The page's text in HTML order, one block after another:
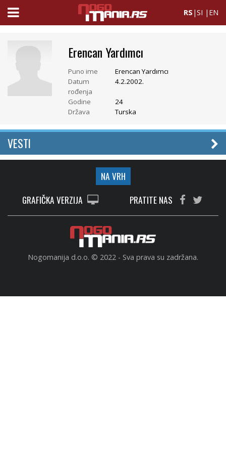
RS |SI | EN
Erencan Yardımcı
Puno ime
Erencan Yardımcı
Datum
rođenja
4.2.2002.
Godine
24
Država
Turska
VESTI
NA VRH
GRAFIČKA VERZIJA
PRATITE NAS
Nogomanija d.o.o. © 2022 - Sva prava su zadržana.